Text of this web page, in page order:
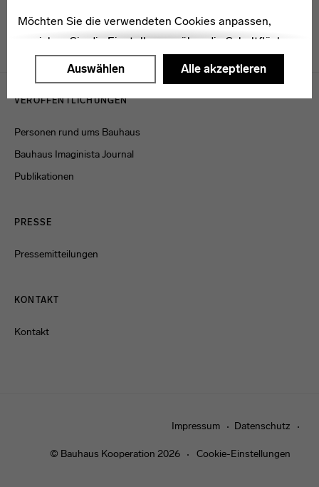
Möchten Sie die verwendeten Cookies anpassen,
erreichen Sie die Einstellungen über die Schaltfläche
"Auswählen".
Auswählen Alle akzeptieren
Menulinks
VERÖFFENTLICHUNGEN
Personen rund ums Bauhaus
Bauhaus Imaginista Journal
Publikationen
PRESSE
Pressemitteilungen
KONTAKT
Kontakt
Impressum Datenschutz
© Bauhaus Kooperation 2026 Cookie-Einstellungen